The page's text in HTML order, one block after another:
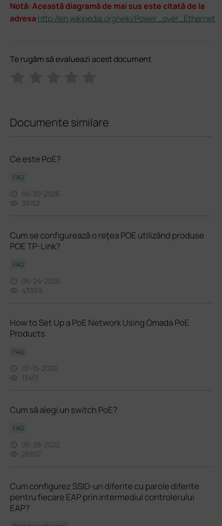
Notă: Această diagramă de mai sus este citată de la
adresa http://en.wikipedia.org/wiki/Power_over_Ethernet
Te rugăm să evalueazi acest document
Documente similare
Ce este PoE?
FAQ
04-30-2026
35152
Cum se configurează o reţea POE utilizând produse
POE TP-Link?
FAQ
06-24-2026
43369
How to Set Up a PoE Network Using Omada PoE
Products
FAQ
07-15-2026
13401
Cum să alegi un switch PoE?
FAQ
06-28-2022
26192
Cum configurez SSID-uri diferite cu parole diferite
pentru fiecare EAP prin intermediul controlerului
EAP?